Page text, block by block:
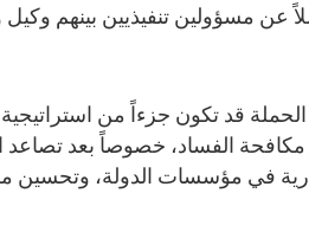
عن مسؤولين تنفيذيين بينهم
قد تكون جزءاً من استراتيجية
مكافحة الفساد، خصوصاً بعد
في مؤسسات الدولة، وتحسين